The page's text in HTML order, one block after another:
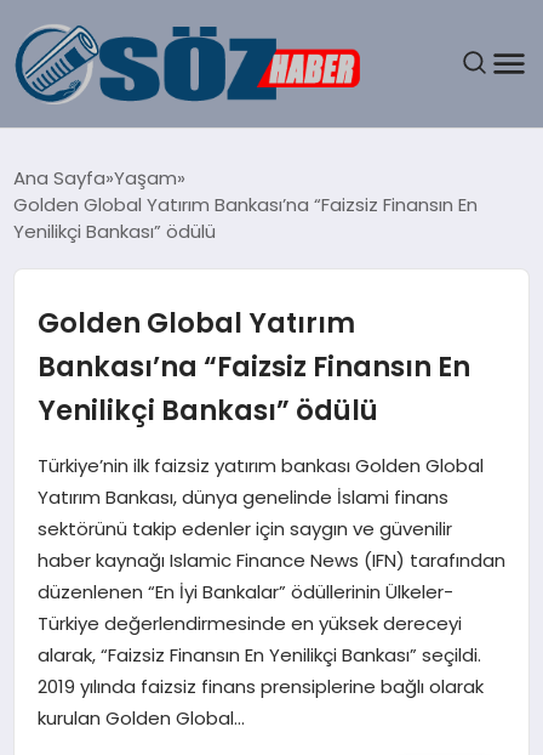
SPOR
EĞITIM
SAĞLIK
DÜNYA
TEKNOLOJI
SIYASET
YAŞAM
Ana Sayfa Yaşam
Golden Global Yatırım Bankası’na “Faizsiz Finansın En
Yenilikçi Bankası” ödülü
Golden Global Yatırım
Bankası’na “Faizsiz Finansın En
Yenilikçi Bankası” ödülü
Türkiye’nin ilk faizsiz yatırım bankası Golden Global
Yatırım Bankası, dünya genelinde İslami finans
sektörünü takip edenler için saygın ve güvenilir
haber kaynağı Islamic Finance News (IFN) tarafından
düzenlenen “En İyi Bankalar” ödüllerinin Ülkeler-
Türkiye değerlendirmesinde en yüksek dereceyi
alarak, “Faizsiz Finansın En Yenilikçi Bankası” seçildi.
2019 yılında faizsiz finans prensiplerine bağlı olarak
kurulan Golden Global…